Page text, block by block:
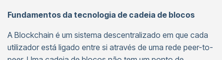
Fundamentos da tecnologia de cadeia de blocos
A Blockchain é um sistema descentralizado em que cada
utilizador está ligado entre si através de uma rede peer-to-